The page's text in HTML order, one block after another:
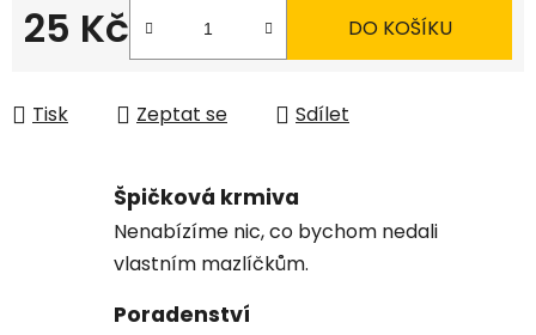
25 Kč
Měrná cena:
DO KOŠÍKU
Tisk Zeptat se Sdílet
Špičková krmiva
Nenabízíme nic, co bychom nedali
vlastním mazlíčkům.
Poradenství